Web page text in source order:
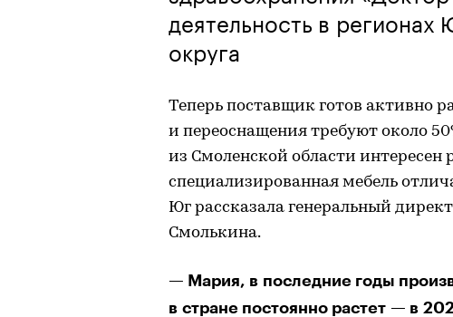
деятельность в
округа
Теперь поставщик готов активно
и переоснащения требуют около
из Смоленской области
специализированная мебель
Юг рассказала генеральный
Смолькина.
— Мария, в последние годы
в стране постоянно растет — в